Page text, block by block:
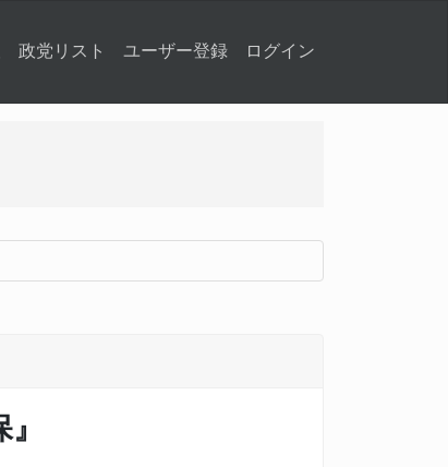
政党リスト ユーザー登録 ログイン